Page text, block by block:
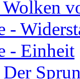
Wolken
-
- Einheit
Der